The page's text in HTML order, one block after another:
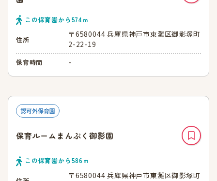
この保育園から574 ｍ
住所
〒6580044 兵庫県神戸市東灘区御影塚町
2-22-19
保育時間 -
認可外保育園
保育ルームまんぷく御影園
この保育園から586ｍ
〒6580044 兵庫県神戸市東灘区御影塚町